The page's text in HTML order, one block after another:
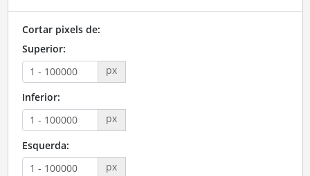
Cortar pixels de:
Superior:
px
Inferior:
px
Esquerda:
px